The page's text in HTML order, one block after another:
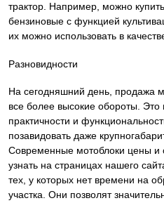
трактор. Например, можно
бензиновые с функцией
их можно использовать в
Разновидности
На сегодняшний день, продажа
все более высокие обороты. Это
практичности и
позавидовать даже
Современные мотоблоки цены и
узнать на страницах нашего
тех, у которых нет времени на
участка. Они позволят